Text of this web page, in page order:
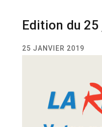
Edition du
25 JANVIER 2019